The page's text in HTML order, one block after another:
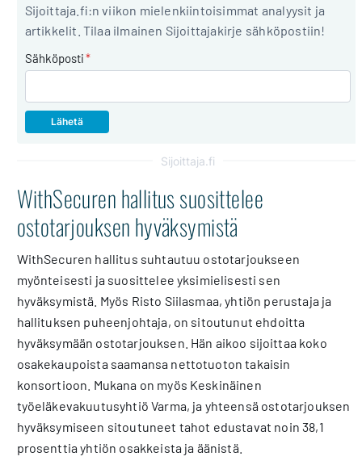
Sijoittaja.fi:n viikon mielenkiintoisimmat analyysit ja
artikkelit. Tilaa ilmainen Sijoittajakirje sähköpostiin!
Sähköposti*
Sijoittaja.fi
WithSecuren hallitus suosittelee
ostotarjouksen hyväksymistä
WithSecuren hallitus suhtautuu ostotarjoukseen
myönteisesti ja suosittelee yksimielisesti sen
hyväksymistä. Myös Risto Siilasmaa, yhtiön perustaja ja
hallituksen puheenjohtaja, on sitoutunut ehdoitta
hyväksymään ostotarjouksen. Hän aikoo sijoittaa koko
osakekaupoista saamansa nettotuoton takaisin
konsortioon. Mukana on myös Keskinäinen
työeläkevakuutusyhtiö Varma, ja yhteensä ostotarjouksen
hyväksymiseen sitoutuneet tahot edustavat noin 38,1
prosenttia yhtiön osakkeista ja äänistä.